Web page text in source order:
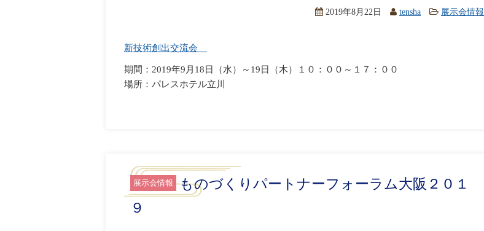
2019年8月22日 tensha 展示会情報
新技術創出交流会
期間：2019年9月18日（水）～19日（木）１０：００～１７：００
場所：パレスホテル立川
展示会情報
ものづくりパートナーフォーラム大阪２０１
９